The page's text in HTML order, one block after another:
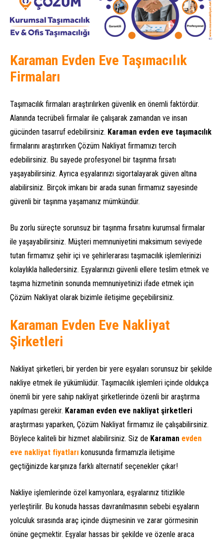
Karaman Evden Eve Taşımacılık
Firmaları
Taşımacılık firmaları araştırılırken güvenlik en önemli faktördür.
Alanında tecrübeli firmalar ile çalışarak zamandan ve insan
gücünden tasarruf edebilirsiniz. Karaman evden eve taşımacılık
firmalarını araştırırken Çözüm Nakliyat firmamızı tercih
edebilirsiniz. Bu sayede profesyonel bir taşınma fırsatı
yaşayabilirsiniz. Ayrıca eşyalarınızı sigortalayarak güven altına
alabilirsiniz. Birçok imkanı bir arada sunan firmamız sayesinde
güvenli bir taşınma yaşamanız mümkündür.
Bu zorlu süreçte sorunsuz bir taşınma fırsatını kurumsal firmalar
ile yaşayabilirsiniz. Müşteri memnuniyetini maksimum seviyede
tutan firmamız şehir içi ve şehirlerarası taşımacılık işlemlerinizi
kolaylıkla halledersiniz. Eşyalarınızı güvenli ellere teslim etmek ve
taşıma hizmetinin sonunda memnuniyetinizi ifade etmek için
Çözüm Nakliyat olarak bizimle iletişime geçebilirsiniz.
Karaman Evden Eve Nakliyat
Şirketleri
Nakliyat şirketleri, bir yerden bir yere eşyaları sorunsuz bir şekilde
nakliye etmek ile yükümlüdür. Taşımacılık işlemleri içinde oldukça
önemli bir yere sahip nakliyat şirketlerinde özenli bir araştırma
yapılması gerekir. Karaman evden eve nakliyat şirketleri
araştırması yaparken, Çözüm Nakliyat firmamız ile çalışabilirsiniz.
Böylece kaliteli bir hizmet alabilirsiniz. Siz de Karaman evden
eve nakliyat fiyatları konusunda firmamızla iletişime
geçtiğinizde karşınıza farklı alternatif seçenekler çıkar!
Nakliye işlemlerinde özel kamyonlara, eşyalarınız titizlikle
yerleştirilir. Bu konuda hassas davranılmasının sebebi eşyaların
yolculuk sırasında araç içinde düşmesinin ve zarar görmesinin
önüne geçmektir. Eşyalar hassas bir şekilde ve özenle araca